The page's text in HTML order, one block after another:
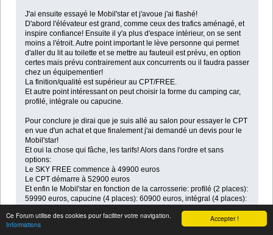
Accepter !
Ce Forum utilise des cookies pour faciliter votre navigation.
Informations
J'ai ensuite essayé le Mobil'star et j'avoue j'ai flashé!
D'abord l'élévateur est grand, comme ceux des trafics aménagé, et
inspire confiance! Ensuite il y'a plus d'espace intérieur, on se sent
moins a l'étroit. Autre point important le lève personne qui permet
d'aller du lit au toilette et se mettre au fauteuil est prévu, en option
certes mais prévu contrairement aux concurrents ou il faudra passer
chez un équipementier!
La finition/qualité est supérieur au CPT/FREE.
Et autre point intéressant on peut choisir la forme du camping car,
profilé, intégrale ou capucine.
Pour conclure je dirai que je suis allé au salon pour essayer le CPT
en vue d'un achat et que finalement j'ai demandé un devis pour le
Mobil'star!
Et oui la chose qui fâche, les tarifs! Alors dans l'ordre et sans
options:
Le SKY FREE commence à 49900 euros
Le CPT démarre à 52900 euros
Et enfin le Mobil'star en fonction de la carrosserie: profilé (2 places):
59990 euros, capucine (4 places): 60900 euros, intégral (4 places):
En option commune il y'a le moteur 160cv (contre 130 de base) à